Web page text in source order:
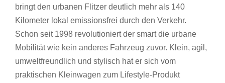
bringt den urbanen Flitzer deutlich mehr als 140
Kilometer lokal emissionsfrei durch den Verkehr.
Schon seit 1998 revolutioniert der smart die urbane
Mobilität wie kein anderes Fahrzeug zuvor. Klein, agil,
umweltfreundlich und stylisch hat er sich vom
praktischen Kleinwagen zum Lifestyle-Produkt